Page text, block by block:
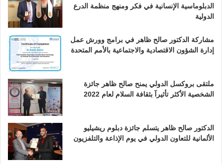
الدبلوماسية الإنسانية في فكر ومنهج منظمة الدرع
الدولية
مشاركة الدكتور صالح ظاهر في برامج وورش عمل
إدارة الشؤون الاقتصادية والاجتماعية بالأمم المتحدة
ملتقى بروكسل الدولي يمنح صالح ظاهر جائزة
الشخصية الأكثر تأثيرآ بثقافة السلام لعام 2022
الدكتور صالح ظاهر يتسلم جائزة دبلوم ريشيليو
الألمانية للتعاون الدولي في يوم الإذاعة والتلفزيون